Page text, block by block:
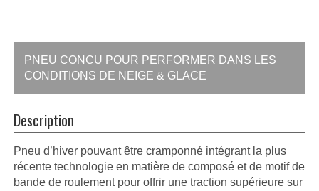
PNEU CONCU POUR PERFORMER DANS LES
CONDITIONS DE NEIGE & GLACE
Description
Pneu d’hiver pouvant être cramponné intégrant la plus
récente technologie en matière de composé et de motif de
bande de roulement pour offrir une traction supérieure sur